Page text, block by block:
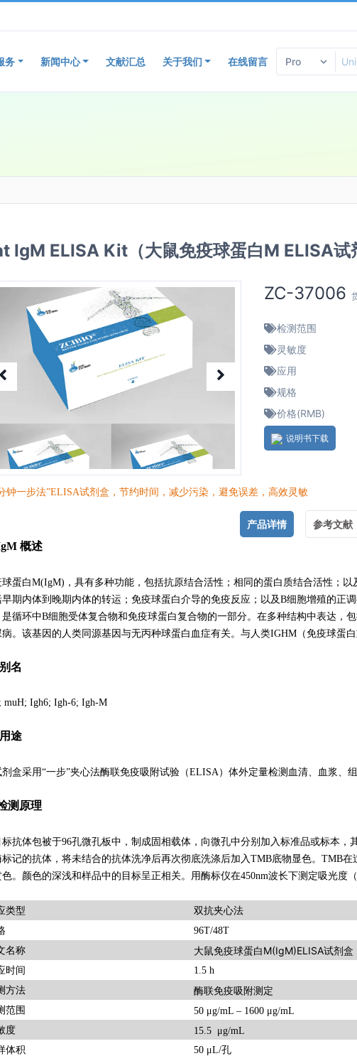
务 新闻中心 文献汇总 关于我们 在线留言
IgM ELISA Kit（大鼠免疫球蛋白M ELISA
ZC-37006
检测范围
灵敏度
应用
规格
价格(RMB)
说明书下载
钟一步法”ELISA试剂盒，节约时间，减少污染，避免误差，高效灵敏
产品详情
参考文献
概述
球蛋白M(IgM)，具有多种功能，包括抗原结合活性；相同的蛋白质结合活性；
早期内体到晚期内体的转运；免疫球蛋白介导的免疫反应；以及B细胞增殖的正
是循环中B细胞受体复合物和免疫球蛋白复合物的一部分。在多种结构中表达，
病。该基因的人类同源基因与无丙种球蛋白血症有关。与人类IGHM（免疫球蛋
别名
muH; Igh6; Igh-6; Igh-M
用途
剂盒采用“一步”夹心法酶联免疫吸附试验（ELISA）体外定量检测血清、血浆、
测原理
标抗体包被于96孔微孔板中，制成固相载体，向微孔中分别加入标准品或标本
标记的抗体，将未结合的抗体洗净后再次彻底洗涤后加入TMB底物显色。TMB
色。颜色的深浅和样品中的目标呈正相关。用酶标仪在450nm波长下测定吸光度
类型 双抗夹心法
96T/48T
名称
大鼠免疫球蛋白M(IgM)ELISA试剂盒
时间
1.5 h
方法
酶联免疫吸附测定
范围
50 μg/mL – 1600 μg/mL
度
15.5 μg/mL
体积
50 μL/孔